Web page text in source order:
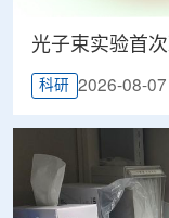
光子束实验首
科研 2026-08-07